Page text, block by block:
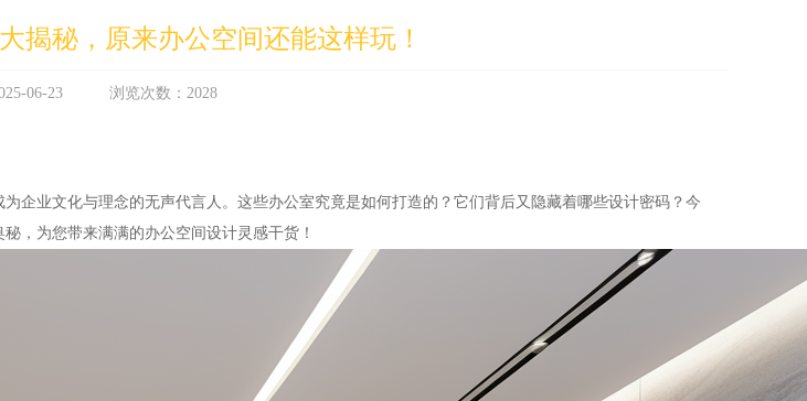
揭秘，原来办公空间还能这样玩！
06-23 浏览次数：2028
企业文化与理念的无声代言人。这些办公室究竟是如何打造的？它们背后又隐藏着哪些设计密码？今
，为您带来满满的办公空间设计灵感干货！